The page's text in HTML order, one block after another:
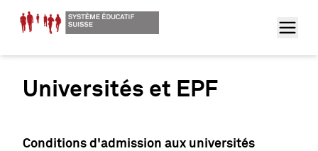
Universités et EPF
Conditions d'admission aux universités